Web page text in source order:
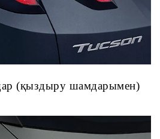
(қыздыру шамдарымен)